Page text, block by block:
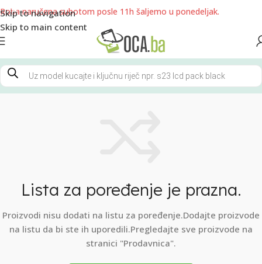
Skip to navigation
Skip to main content
Lista za poređenje je prazna.
Proizvodi nisu dodati na listu za poređenje.Dodajte proizvode
na listu da bi ste ih uporedili.Pregledajte sve proizvode na
stranici "Prodavnica".
Roba naručena subotom posle 11h šaljemo u ponedeljak.